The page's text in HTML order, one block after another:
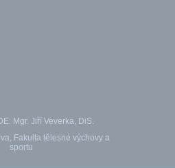
Mgr. Jiří Veverka, DiS.
Fakulta tělesné výchovy a
sportu